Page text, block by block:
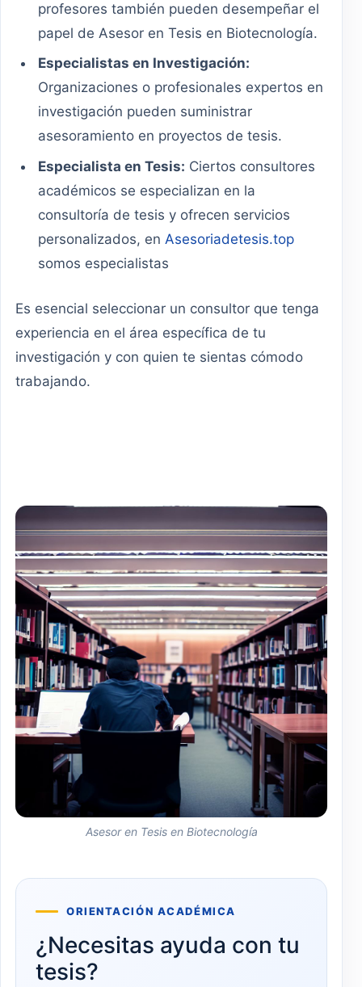
profesores también pueden desempeñar el
papel de Asesor en Tesis en Biotecnología.
Especialistas en Investigación:
Organizaciones o profesionales expertos en
investigación pueden suministrar
asesoramiento en proyectos de tesis.
Especialista en Tesis: Ciertos consultores
académicos se especializan en la
consultoría de tesis y ofrecen servicios
personalizados, enAsesoriadetesis.top
somos especialistas
Es esencial seleccionar un consultor que tenga
experiencia en el área específica de tu
investigación y con quien te sientas cómodo
trabajando.
Asesor en Tesis en Biotecnología
ORIENTACIÓN ACADÉMICA
¿Necesitas ayuda con tu
tesis?